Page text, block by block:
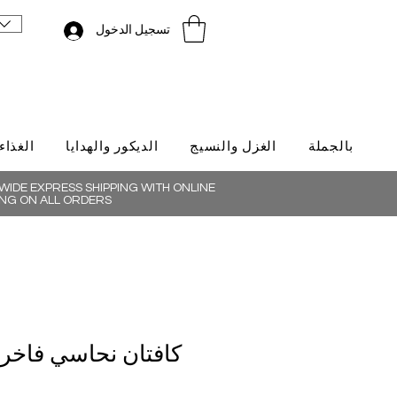
تسجيل الدخول
الديكور والهدايا الغزل والنسيج بالجملة
EXPRESS SHIPPING WITH ONLINE
ON ALL ORDERS